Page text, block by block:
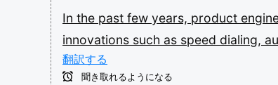
In the past few years, product
innovations such as speed dialing,
翻訳する
聞き取れるようになる